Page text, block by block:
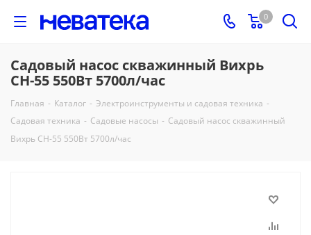
0
Садовый насос скважинный Вихрь
СН-55 550Вт 5700л/час
Главная - Каталог - Электроинструменты и садовая техника -
Садовая техника - Садовые насосы - Садовый насос скважинный
Вихрь СН-55 550Вт 5700л/час